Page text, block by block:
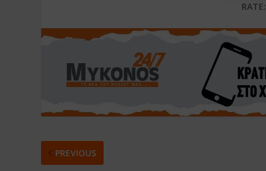
RATE:
PREVIOUS